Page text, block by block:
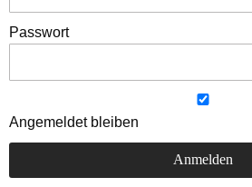
Passwort
Angemeldet bleiben